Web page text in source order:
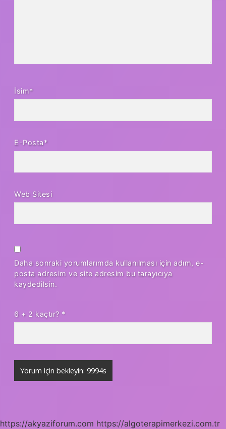
İsim*
E-Posta*
Web Sitesi
Daha sonraki yorumlarımda kullanılması için adım, e-
posta adresim ve site adresim bu tarayıcıya
kaydedilsin.
6 + 2 kaçtır? *
https://akyaziforum.com https://algoterapimerkezi.com.tr